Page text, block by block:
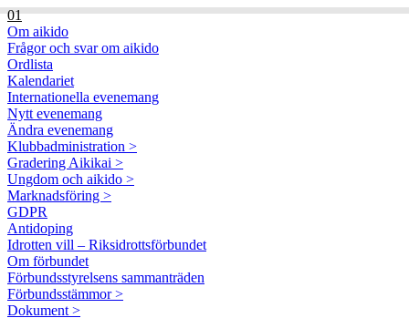
01
Om aikido
Frågor och svar om aikido
Ordlista
Kalendariet
Internationella evenemang
Nytt evenemang
Ändra evenemang
Klubbadministration >
Gradering Aikikai >
Ungdom och aikido >
Marknadsföring >
GDPR
Antidoping
Idrotten vill – Riksidrottsförbundet
Om förbundet
Förbundsstyrelsens sammanträden
Förbundsstämmor >
Dokument >